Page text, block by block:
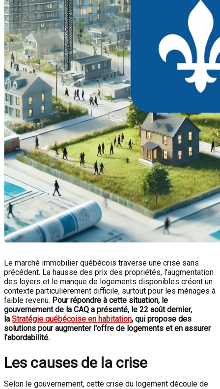
Le marché immobilier québécois traverse une crise sans
précédent. La hausse des prix des propriétés, l'augmentation
des loyers et le manque de logements disponibles créent un
contexte particulièrement difficile, surtout pour les ménages à
faible revenu. Pour répondre à cette situation, le
gouvernement de la CAQ a présenté, le 22 août dernier,
la Stratégie québécoise en habitation, qui propose des
solutions pour augmenter l'offre de logements et en assurer
l'abordabilité.
Les causes de la crise
Selon le gouvernement, cette crise du logement découle de